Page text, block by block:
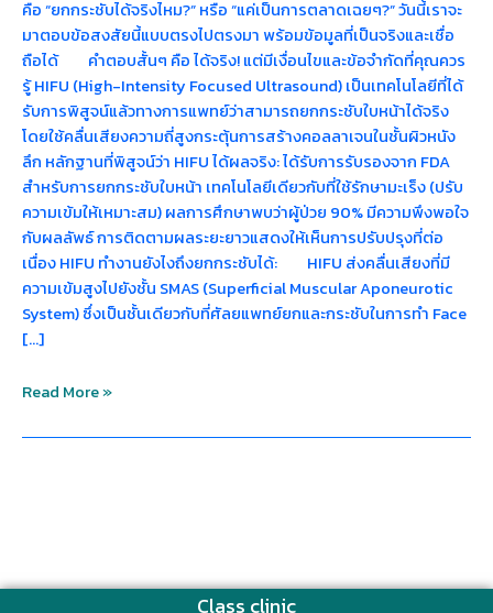
คือ “ยกกระชับได้จริงไหม?” หรือ “แค่เป็นการตลาดเฉยๆ?” วันนี้เราจะ
มาตอบข้อสงสัยนี้แบบตรงไปตรงมา พร้อมข้อมูลที่เป็นจริงและเชื่อ
ถือได้ คำตอบสั้นๆ คือ ได้จริง! แต่มีเงื่อนไขและข้อจำกัดที่คุณควร
รู้ HIFU (High-Intensity Focused Ultrasound) เป็นเทคโนโลยีที่ได้
รับการพิสูจน์แล้วทางการแพทย์ว่าสามารถยกกระชับใบหน้าได้จริง
โดยใช้คลื่นเสียงความถี่สูงกระตุ้นการสร้างคอลลาเจนในชั้นผิวหนัง
ลึก หลักฐานที่พิสูจน์ว่า HIFU ได้ผลจริง: ได้รับการรับรองจาก FDA
สำหรับการยกกระชับใบหน้า เทคโนโลยีเดียวกับที่ใช้รักษามะเร็ง (ปรับ
ความเข้มให้เหมาะสม) ผลการศึกษาพบว่าผู้ป่วย 90% มีความพึงพอใจ
กับผลลัพธ์ การติดตามผลระยะยาวแสดงให้เห็นการปรับปรุงที่ต่อ
เนื่อง HIFU ทำงานยังไงถึงยกกระชับได้: HIFU ส่งคลื่นเสียงที่มี
ความเข้มสูงไปยังชั้น SMAS (Superficial Muscular Aponeurotic
System) ซึ่งเป็นชั้นเดียวกับที่ศัลยแพทย์ยกและกระชับในการทำ Face
[…]
Read More »
Class clinic